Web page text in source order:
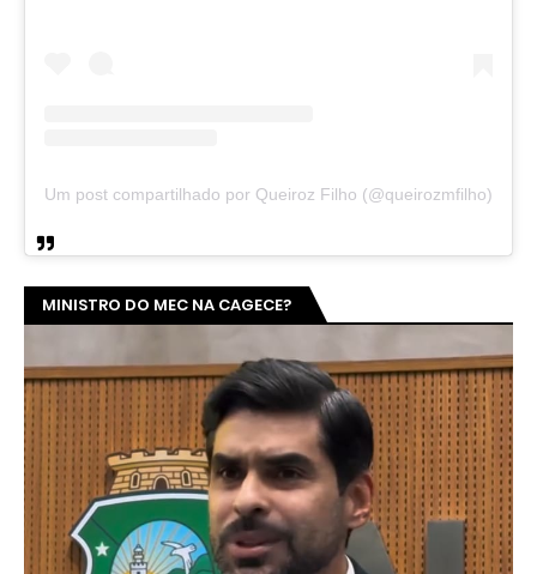
Um post compartilhado por Queiroz Filho (@queirozmfilho)
MINISTRO DO MEC NA CAGECE?